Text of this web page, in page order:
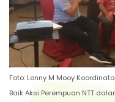
Foto: Lenny M Mooy
Baik Aksi Perempuan NTT